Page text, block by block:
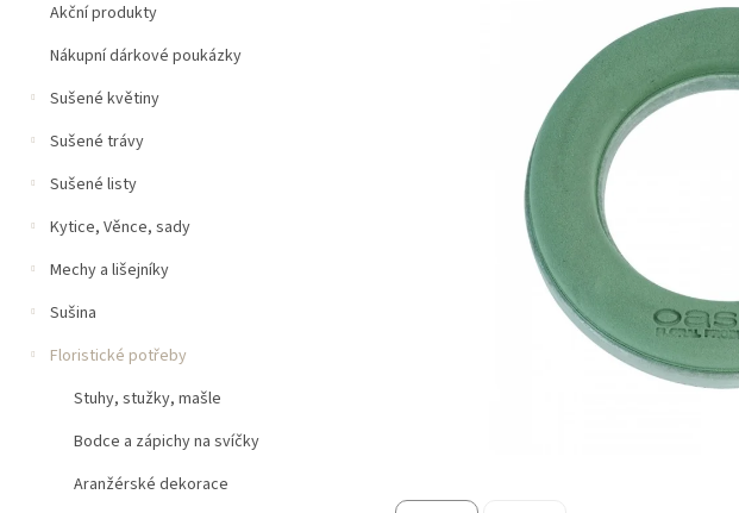
n
p
a
e
l
Akční produkty
Nákupní dárkové poukázky
Sušené květiny
Sušené trávy
Sušené listy
Kytice, Věnce, sady
Mechy a lišejníky
Sušina
Floristické potřeby
Stuhy, stužky, mašle
Bodce a zápichy na svíčky
Aranžérské dekorace